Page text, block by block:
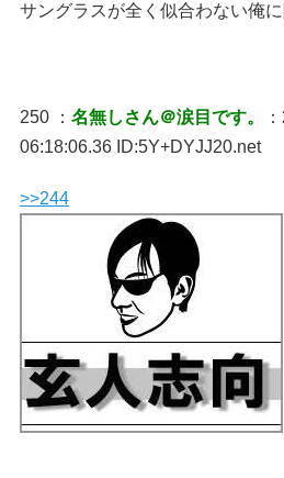
サングラスが全く似合わない俺
250 ： 名無しさん＠涙目です。
06:18:06.36 ID:5Y+DYJJ20.net
>>244